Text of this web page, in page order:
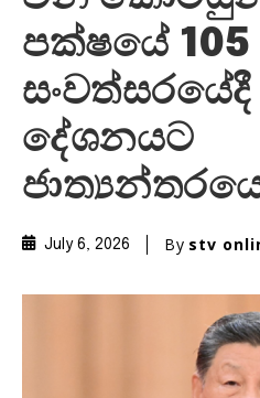
පක්ෂයේ 105
දේශනයට
July 6, 2026 By stv